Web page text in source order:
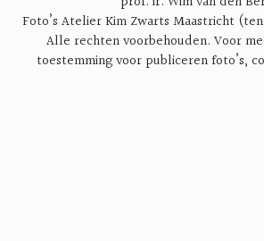
Foto’s Atelier Kim Zwarts Maastricht
Alle rechten voorbehouden. Voor
toestemming voor publiceren foto’s,